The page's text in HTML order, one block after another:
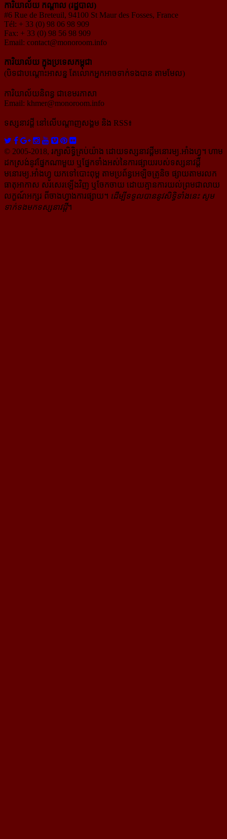
ការិយាល័យ កណ្ដាល (រដ្ឋបាល)
#6 Rue de Breteuil, 94100 St Maur des Fosses, France
Tél: + 33 (0) 98 06 98 909
Fax: + 33 (0) 98 56 98 909
Email: contact@monoroom.info
ការិយាល័យ ក្នុង​ប្រទេស​កម្ពុជា
(បិទជាបណ្ដោះអាសន្ន តែលោកអ្នកអាចទាក់ទងបាន តាមមែល)
ការិយាល័យនិពន្ធ ជាខេមរភាសា
Email: khmer@monoroom.info
ទស្សនាវដ្ដី​ នៅលើបណ្ដាញសង្គម និង RSS៖
© 2005-2018, រក្សាសិទ្ធិគ្រប់យ៉ាង ដោយទស្សនាវដ្ដី​មនោរម្យ.អាំងហ្វូ។ ហាម​
ដក​ស្រង់​នូវ​ផ្នែក​ណា​មួយ​ ឬ​ផ្នែក​ទាំង​អស់​នៃ​ការ​ផ្សាយ​របស់​ទស្សនាវដ្ដី​​
មនោរម្យ.អាំងហ្វូ យក​ទៅ​​បោះពុម្ព តាម​ប្រព័ន្ធ​អេឡិច​ត្រូនិច ផ្សាយ​តាម​រលក​
ធាតុអាកាស សរសេរ​ឡើង​វិញ ឬ​ចែក​ចាយ​ ដោយ​គ្មាន​ការ​យល់ព្រមជា​លាយ​
លក្ខណ៍​អក្សរ​ ពី​ចាងហ្វាង​ការ​ផ្សាយ​។ ដើម្បី​ទទួល​បាននូវសិទ្ធិ​ទាំងនេះ សូម​
ទាក់​ទង​មក​ទស្សនាវដ្ដី។